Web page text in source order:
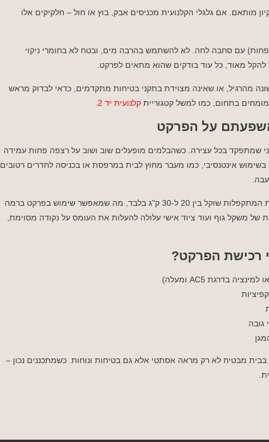
מותאם. אם גלגלי הקלנועית מכניסים אבק, בוץ או חול – חלקיקים אלו
עם סחבה לחה. לא להשתמש בהרבה מים, ובטח לא בחומרי ניקוי
להקל מאוד, כל עוד בודקים שהוא מתאים לפרקט.
מהרגיל, או שאינה מצוידת בתקני בטיחות מתקדמים, כדאי לבדוק מראש
בתחום, כמו למשל קטגוריית קלנועית יד 2
על הפרקט
שמתפקד בכל עצירה. כשהבלמים מופעלים שוב ושוב על רצפה פחות עמידה
אינטנסיבי, כמו מעבר מחוץ לבית במרפסת או בכניסה לחדרים רטובים
גם המשקל משחק תפקיד. הרוב המכריע של הקלנועיות המתקפלות שוקל בין 20 ל-30 ק"ג בלבד, מה שמאפשר שימוש בפרקט ברמה
משקל גוף ועוד ציוד אישי עלולה להעלות את העומס על נקודה מסוימת,
רכישת הפרקט?
גובה
בבית מבטיח לא רק מראה אסתטי אלא גם בטיחות ונוחות. כשמתכננים נכון –